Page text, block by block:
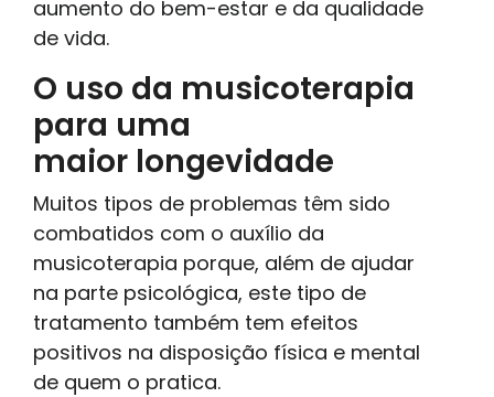
aumento do bem-estar e da qualidade
de vida.
O uso da musicoterapia
para uma
maior longevidade
Muitos tipos de problemas têm sido
combatidos com o auxílio da
musicoterapia porque, além de ajudar
na parte psicológica, este tipo de
tratamento também tem efeitos
positivos na disposição física e mental
de quem o pratica.